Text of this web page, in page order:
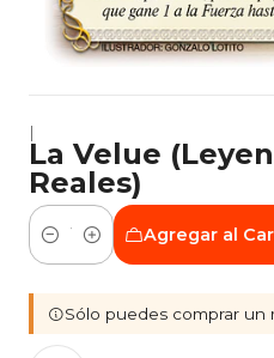
|
La Velue
Reales)
Cantidad
Agregar al
Sólo puedes comprar un